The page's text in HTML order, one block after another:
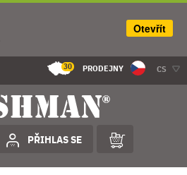
30 PRODEJNY CS
PŘIHLAS SE
Otevřít